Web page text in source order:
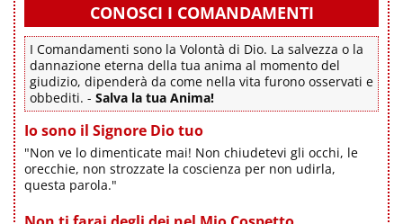
CONOSCI I COMANDAMENTI
I Comandamenti sono la Volontà di Dio. La salvezza o la
dannazione eterna della tua anima al momento del
giudizio, dipenderà da come nella vita furono osservati e
obbediti. - Salva la tua Anima!
Io sono il Signore Dio tuo
"Non ve lo dimenticate mai! Non chiudetevi gli occhi, le
orecchie, non strozzate la coscienza per non udirla,
questa parola."